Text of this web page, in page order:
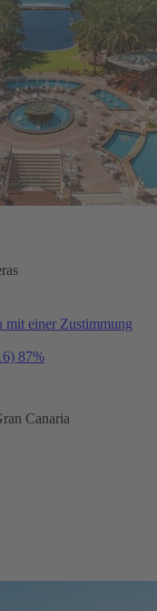
mit einer Zustimmung
87%
Canaria